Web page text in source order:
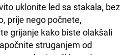
uklonite led sa stakala, bez
prije nego počnete,
grijanje kako biste olakšali
struganjem od